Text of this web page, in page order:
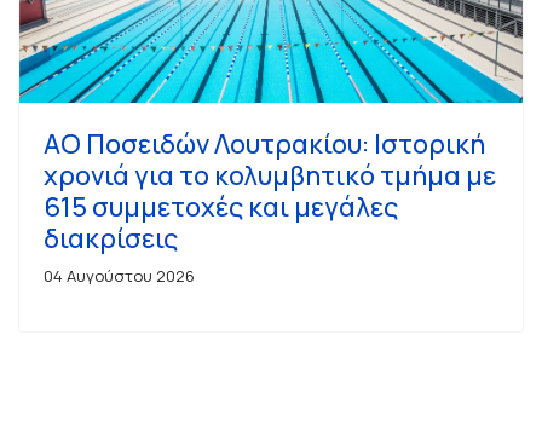
ΑΟ Ποσειδών Λουτρακίου: Ιστορική
χρονιά για το κολυμβητικό τμήμα με
615 συμμετοχές και μεγάλες
διακρίσεις
04 Αυγούστου 2026